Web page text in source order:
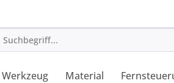
Werkzeug Material